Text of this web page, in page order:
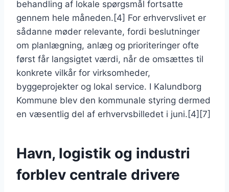
behandling af lokale spørgsmål fortsatte
gennem hele måneden.[4] For erhvervslivet er
sådanne møder relevante, fordi beslutninger
om planlægning, anlæg og prioriteringer ofte
først får langsigtet værdi, når de omsættes til
konkrete vilkår for virksomheder,
byggeprojekter og lokal service. I Kalundborg
Kommune blev den kommunale styring dermed
en væsentlig del af erhvervsbilledet i juni.[4][7]
Havn, logistik og industri
forblev centrale drivere